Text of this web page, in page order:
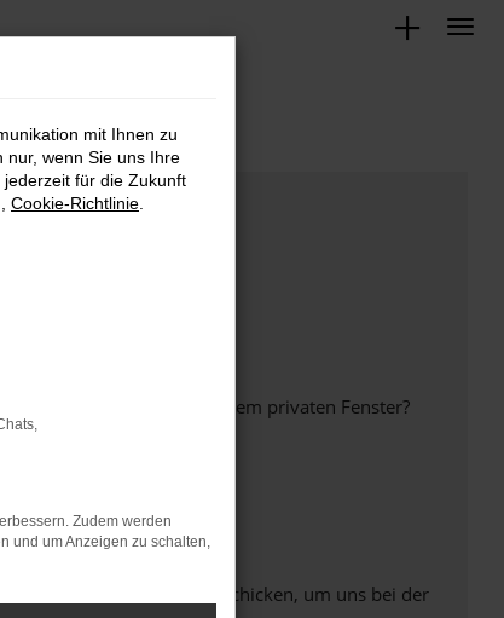
Browser oder in einem privaten Fenster?
unterstützt werden.
kannst uns diesen Text schicken, um uns bei der
mit Ihnen zu
nur, wenn Sie uns Ihre
für die Zukunft
Cookie-Richtlinie
Zudem werden
und um Anzeigen zu schalten,